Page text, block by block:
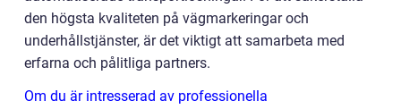
den högsta kvaliteten på vägmarkeringar och
underhållstjänster, är det viktigt att samarbeta med
erfarna och pålitliga partners.
Om du är intresserad av professionella